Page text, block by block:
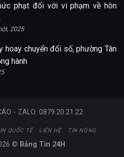
phạt đối với vi phạm về hôn
2025
hoay chuyển đổi số, phường Tân
hành
- ZALO: 0879.20.21.22
QUỐC TẾ LIÊN HỆ TIN NÓNG
© Bảng Tin 24H